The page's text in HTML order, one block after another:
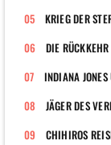
KRIEG DER
DIE
JÄGER DES
CHIHIROS